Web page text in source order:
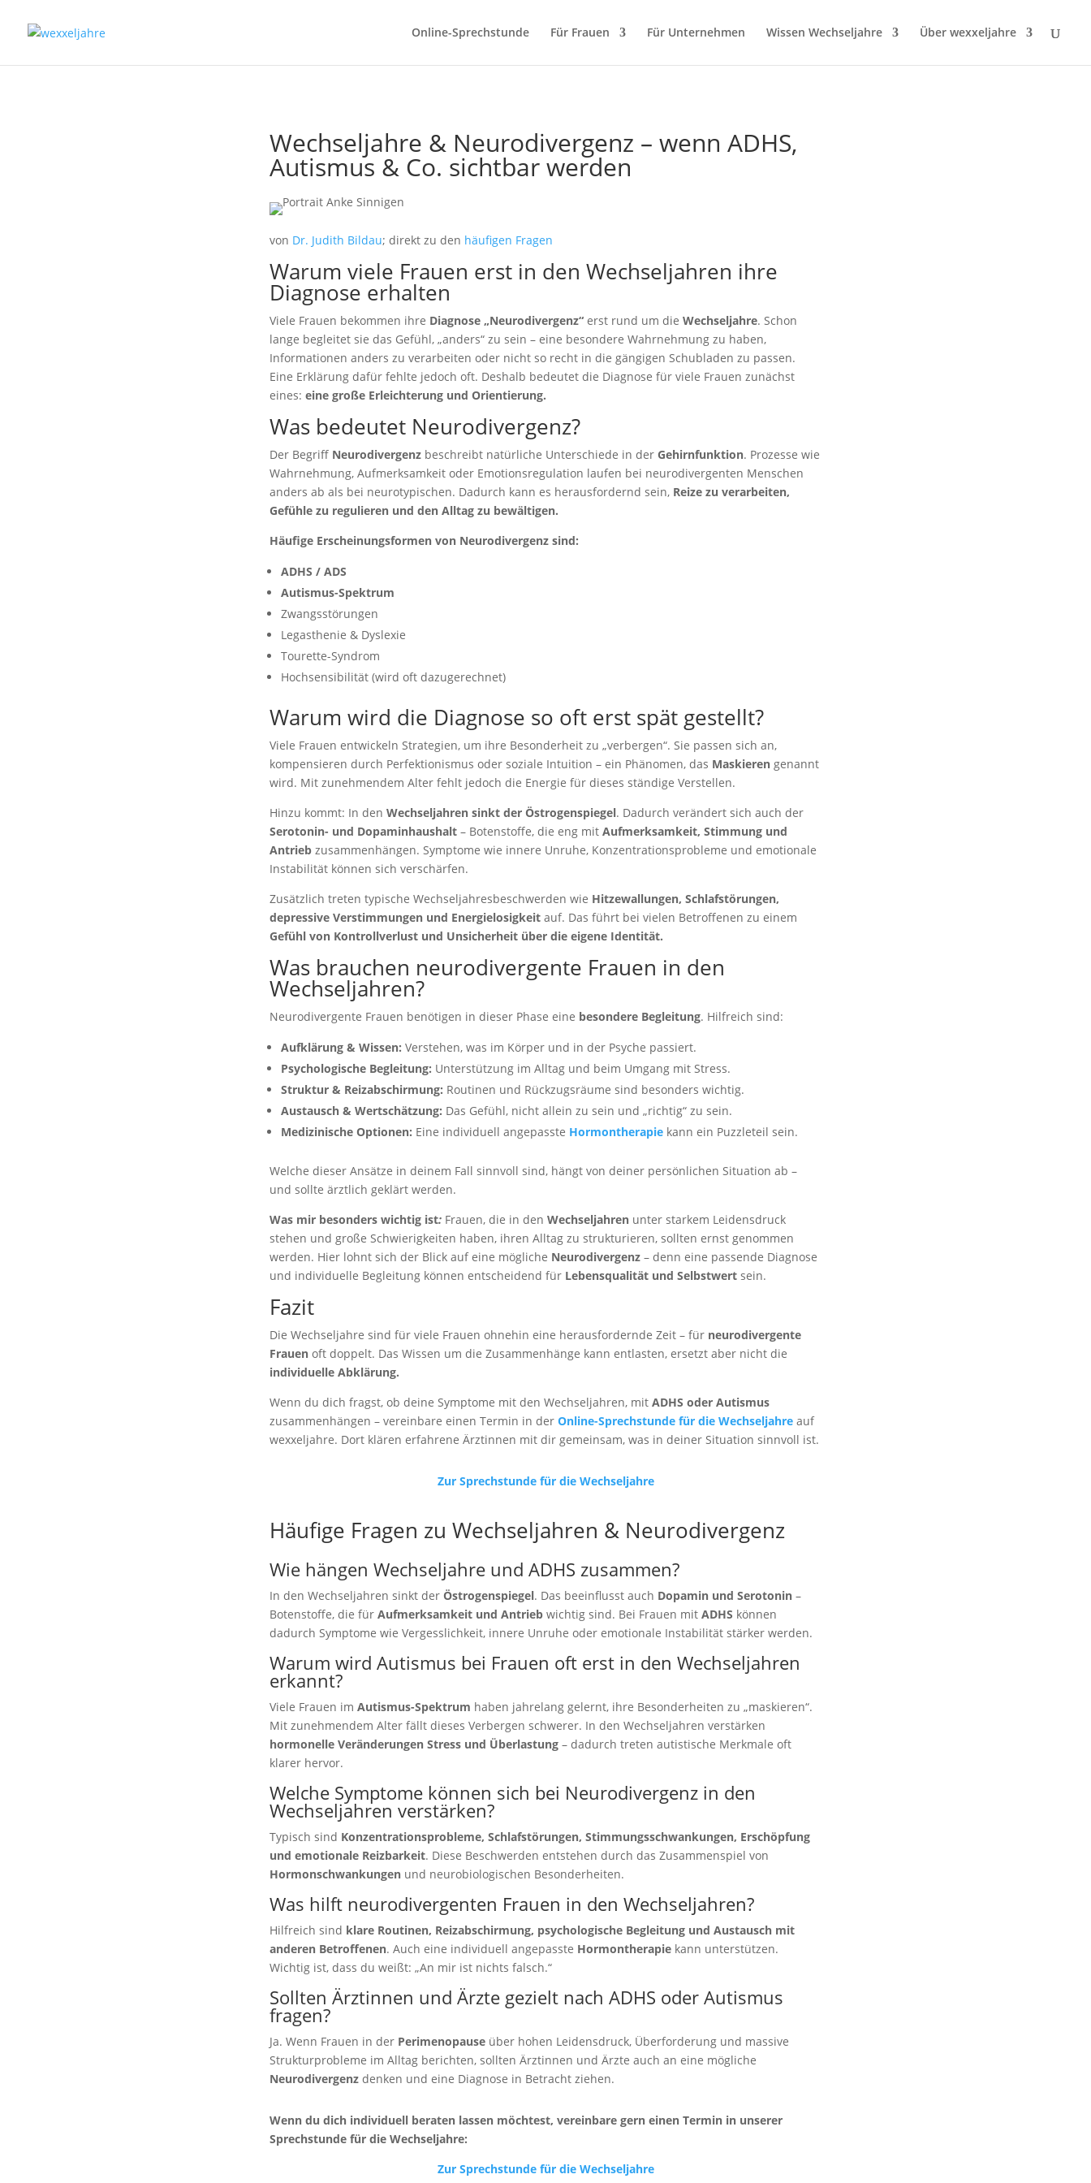
Online-Sprechstunde Für Frauen Für Unternehmen Wissen Wechseljahre Über wexxeljahre
Wechseljahre & Neurodivergenz – wenn ADHS,
Autismus & Co. sichtbar werden
von Dr. Judith Bildau; direkt zu den häufigen Fragen
Warum viele Frauen erst in den Wechseljahren ihre
Diagnose erhalten
Viele Frauen bekommen ihre Diagnose „Neurodivergenz“ erst rund um die Wechseljahre. Schon
lange begleitet sie das Gefühl, „anders“ zu sein – eine besondere Wahrnehmung zu haben,
Informationen anders zu verarbeiten oder nicht so recht in die gängigen Schubladen zu passen.
Eine Erklärung dafür fehlte jedoch oft. Deshalb bedeutet die Diagnose für viele Frauen zunächst
eines: eine große Erleichterung und Orientierung.
Was bedeutet Neurodivergenz?
Der Begriff Neurodivergenz beschreibt natürliche Unterschiede in der Gehirnfunktion. Prozesse wie
Wahrnehmung, Aufmerksamkeit oder Emotionsregulation laufen bei neurodivergenten Menschen
anders ab als bei neurotypischen. Dadurch kann es herausfordernd sein, Reize zu verarbeiten,
Gefühle zu regulieren und den Alltag zu bewältigen.
Häufige Erscheinungsformen von Neurodivergenz sind:
ADHS / ADS
Autismus-Spektrum
Zwangsstörungen
Legasthenie & Dyslexie
Tourette-Syndrom
Hochsensibilität (wird oft dazugerechnet)
Warum wird die Diagnose so oft erst spät gestellt?
Viele Frauen entwickeln Strategien, um ihre Besonderheit zu „verbergen“. Sie passen sich an,
kompensieren durch Perfektionismus oder soziale Intuition – ein Phänomen, das Maskieren genannt
wird. Mit zunehmendem Alter fehlt jedoch die Energie für dieses ständige Verstellen.
Hinzu kommt: In den Wechseljahren sinkt der Östrogenspiegel. Dadurch verändert sich auch der
Serotonin- und Dopaminhaushalt – Botenstoffe, die eng mit Aufmerksamkeit, Stimmung und
Antrieb zusammenhängen. Symptome wie innere Unruhe, Konzentrationsprobleme und emotionale
Instabilität können sich verschärfen.
Zusätzlich treten typische Wechseljahresbeschwerden wie Hitzewallungen, Schlafstörungen,
depressive Verstimmungen und Energielosigkeit auf. Das führt bei vielen Betroffenen zu einem
Gefühl von Kontrollverlust und Unsicherheit über die eigene Identität.
Was brauchen neurodivergente Frauen in den
Wechseljahren?
Neurodivergente Frauen benötigen in dieser Phase eine besondere Begleitung. Hilfreich sind:
Aufklärung & Wissen: Verstehen, was im Körper und in der Psyche passiert.
Psychologische Begleitung: Unterstützung im Alltag und beim Umgang mit Stress.
Struktur & Reizabschirmung: Routinen und Rückzugsräume sind besonders wichtig.
Austausch & Wertschätzung: Das Gefühl, nicht allein zu sein und „richtig“ zu sein.
Medizinische Optionen: Eine individuell angepasste Hormontherapie kann ein Puzzleteil sein.
Welche dieser Ansätze in deinem Fall sinnvoll sind, hängt von deiner persönlichen Situation ab –
und sollte ärztlich geklärt werden.
Was mir besonders wichtig ist: Frauen, die in den Wechseljahren unter starkem Leidensdruck
stehen und große Schwierigkeiten haben, ihren Alltag zu strukturieren, sollten ernst genommen
werden. Hier lohnt sich der Blick auf eine mögliche Neurodivergenz – denn eine passende Diagnose
und individuelle Begleitung können entscheidend für Lebensqualität und Selbstwert sein.
Fazit
Die Wechseljahre sind für viele Frauen ohnehin eine herausfordernde Zeit – für neurodivergente
Frauen oft doppelt. Das Wissen um die Zusammenhänge kann entlasten, ersetzt aber nicht die
individuelle Abklärung.
Wenn du dich fragst, ob deine Symptome mit den Wechseljahren, mit ADHS oder Autismus
zusammenhängen – vereinbare einen Termin in der Online-Sprechstunde für die Wechseljahre auf
wexxeljahre. Dort klären erfahrene Ärztinnen mit dir gemeinsam, was in deiner Situation sinnvoll ist.
Zur Sprechstunde für die Wechseljahre
Häufige Fragen zu Wechseljahren & Neurodivergenz
Wie hängen Wechseljahre und ADHS zusammen?
In den Wechseljahren sinkt der Östrogenspiegel. Das beeinflusst auch Dopamin und Serotonin –
Botenstoffe, die für Aufmerksamkeit und Antrieb wichtig sind. Bei Frauen mit ADHS können
dadurch Symptome wie Vergesslichkeit, innere Unruhe oder emotionale Instabilität stärker werden.
Warum wird Autismus bei Frauen oft erst in den Wechseljahren
erkannt?
Viele Frauen im Autismus-Spektrum haben jahrelang gelernt, ihre Besonderheiten zu „maskieren“.
Mit zunehmendem Alter fällt dieses Verbergen schwerer. In den Wechseljahren verstärken
hormonelle Veränderungen Stress und Überlastung – dadurch treten autistische Merkmale oft
klarer hervor.
Welche Symptome können sich bei Neurodivergenz in den
Wechseljahren verstärken?
Typisch sind Konzentrationsprobleme, Schlafstörungen, Stimmungsschwankungen, Erschöpfung
und emotionale Reizbarkeit. Diese Beschwerden entstehen durch das Zusammenspiel von
Hormonschwankungen und neurobiologischen Besonderheiten.
Was hilft neurodivergenten Frauen in den Wechseljahren?
Hilfreich sind klare Routinen, Reizabschirmung, psychologische Begleitung und Austausch mit
anderen Betroffenen. Auch eine individuell angepasste Hormontherapie kann unterstützen.
Wichtig ist, dass du weißt: „An mir ist nichts falsch.“
Sollten Ärztinnen und Ärzte gezielt nach ADHS oder Autismus
fragen?
Ja. Wenn Frauen in der Perimenopause über hohen Leidensdruck, Überforderung und massive
Strukturprobleme im Alltag berichten, sollten Ärztinnen und Ärzte auch an eine mögliche
Neurodivergenz denken und eine Diagnose in Betracht ziehen.
Wenn du dich individuell beraten lassen möchtest, vereinbare gern einen Termin in unserer
Sprechstunde für die Wechseljahre:
Zur Sprechstunde für die Wechseljahre